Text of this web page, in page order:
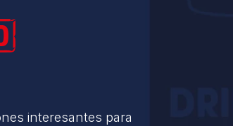
interesantes para